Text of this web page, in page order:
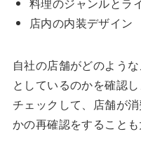
店内の内装デザイン
自社の店舗がどのよう
としているのかを確認
チェックして、店舗が
かの再確認をすることも